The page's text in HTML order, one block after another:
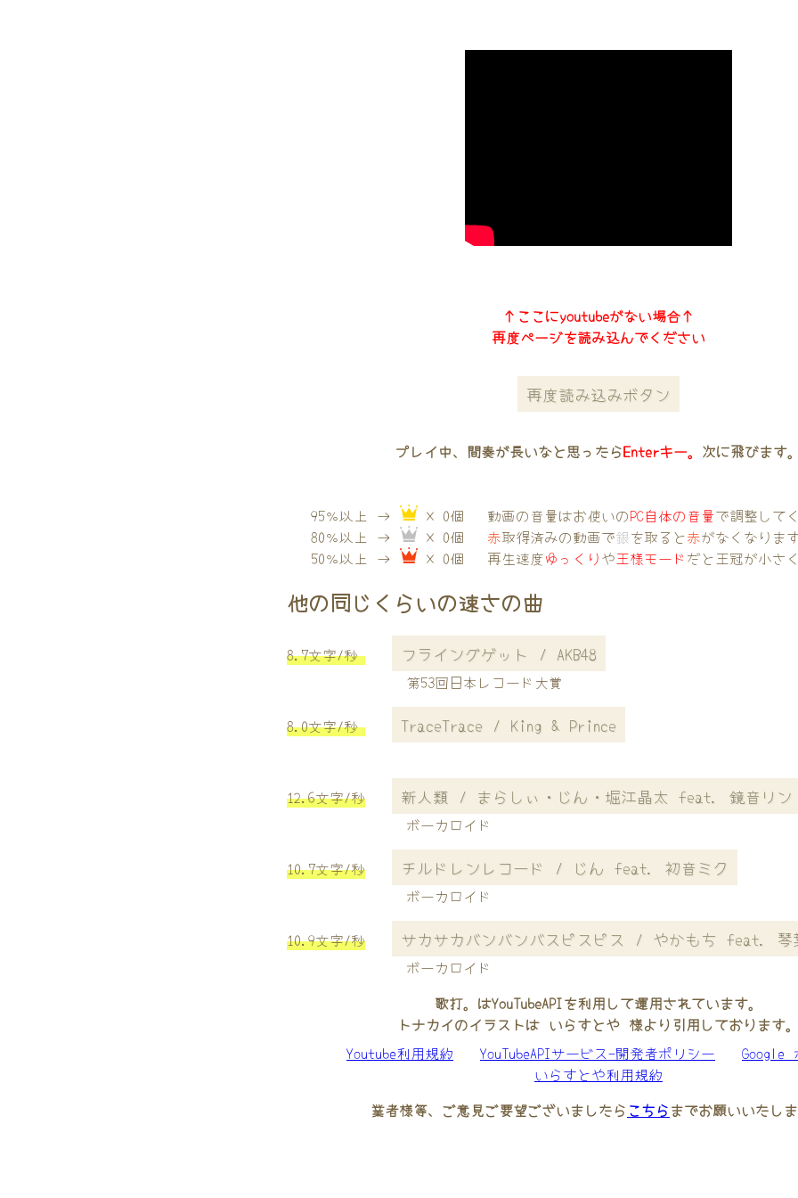
↑ここにyoutubeがない場合↑
再度ページを読み込んでください
再度読み込みボタン
プレイ中、間奏が長いなと思ったらEnterキー。 次に飛びます
95％以上 →
× 0個
80％以上 →
× 0個
50％以上 →
× 0個
動画の音量はお使いのPC自体の音量で調整して
赤取得済みの動画で銀を取ると赤がなくなりま
再生速度ゆっくりや王様モード だと王冠が小さ
他の同じくらいの速さの曲
8.7文字/秒 フライングゲット / AKB48
第53回日本レコード大賞
8.0文字/秒 TraceTrace / King & Prince
12.6文字/秒 新人類 / まらしぃ・じん・堀江晶太 feat. 鏡音リン
ボーカロイド
10.7文字/秒 チルドレンレコード / じん feat. 初音ミク
ボーカロイド
10.9文字/秒 サカサカバンバンバスピスピス / やかもち feat. 琴
ボーカロイド
歌打。はYouTubeAPIを利用して運用されています。
トナカイのイラストは いらすとや 様より引用しております
Youtube利用規約
YouTubeAPIサービス-開発者ポリシー
Google
いらすとや利用規約
業者様等、ご意見ご要望ございましたら こちらまでお願いいたし